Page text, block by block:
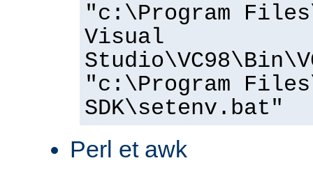
"c:\Program
Visual
"c:\Program
SDK\setenv.bat"
Perl et awk